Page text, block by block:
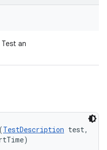
an
TestDescription test,